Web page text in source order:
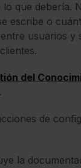
que debería.
escribe o
usuarios y
del
.
de
la